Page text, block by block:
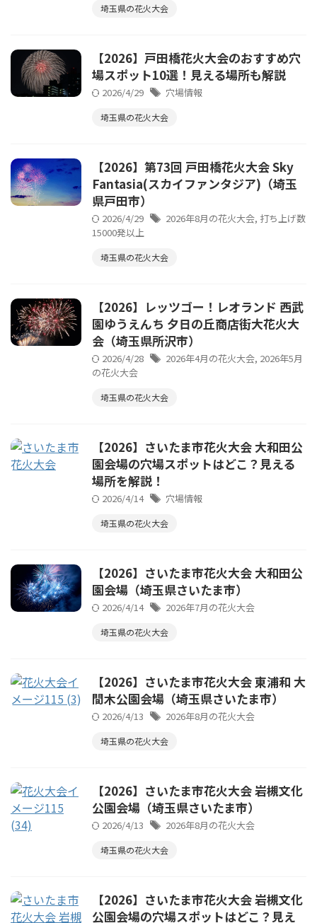
埼玉県の花火大会
【2026】戸田橋花火大会のおすすめ穴
場スポット10選！見える場所も解説
2026/4/29 穴場情報
埼玉県の花火大会
【2026】第73回 戸田橋花火大会 Sky
Fantasia(スカイファンタジア)（埼玉
県戸田市）
2026/4/29 2026年8月の花火大会, 打ち上げ数
15000発以上
埼玉県の花火大会
【2026】レッツゴー！レオランド 西武
園ゆうえんち 夕日の丘商店街大花火大
会（埼玉県所沢市）
2026/4/28 2026年4月の花火大会, 2026年5月
の花火大会
埼玉県の花火大会
【2026】さいたま市花火大会 大和田公
園会場の穴場スポットはどこ？見える
場所を解説！
2026/4/14 穴場情報
埼玉県の花火大会
【2026】さいたま市花火大会 大和田公
園会場（埼玉県さいたま市）
2026/4/14 2026年7月の花火大会
埼玉県の花火大会
【2026】さいたま市花火大会 東浦和 大
間木公園会場（埼玉県さいたま市）
2026/4/13 2026年8月の花火大会
埼玉県の花火大会
【2026】さいたま市花火大会 岩槻文化
公園会場（埼玉県さいたま市）
2026/4/13 2026年8月の花火大会
埼玉県の花火大会
【2026】さいたま市花火大会 岩槻文化
公園会場の穴場スポットはどこ？見え